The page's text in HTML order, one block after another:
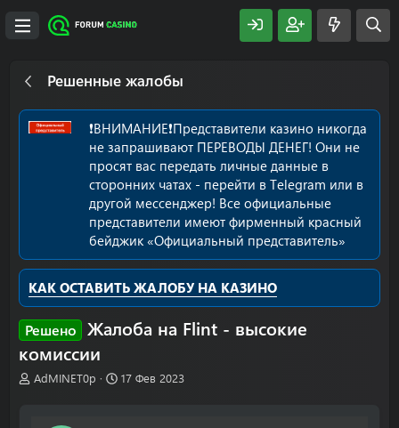
Решенные жалобы
❗️ВНИМАНИЕ❗️Представители казино никогда
не запрашивают ПЕРЕВОДЫ ДЕНЕГ! Они не
просят вас передать личные данные в
сторонних чатах - перейти в Telegram или в
другой мессенджер! Все официальные
представители имеют фирменный красный
бейджик «Официальный представитель»
КАК ОСТАВИТЬ ЖАЛОБУ НА КАЗИНО
Решено
Жалоба на Flint - высокие
комиссии
А
AdMINET0p
Д
17 Фев 2023